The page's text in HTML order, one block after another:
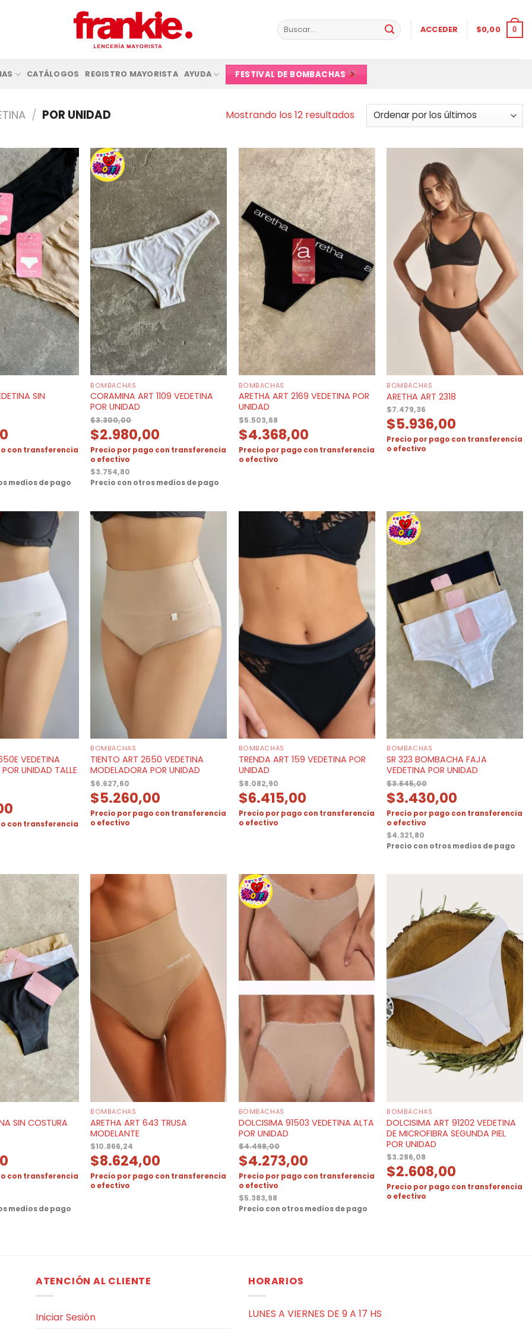
Buscar
por:
ACCEDER $0,00 0
CATÁLOGOS REGISTRO MAYORISTA AYUDA FESTIVAL DE BOMBACHAS
/ POR UNIDAD Mostrando los 12 resultadosOrdenado
por
últimos
SIN
con transferencia
medios de pago
BOMBACHAS
CORAMINA ART 1109 VEDETINA
POR UNIDAD
$3.300,00
$2.980,00
Precio por pago con transferencia
o efectivo
$3.754,80
Precio con otros medios de pago
BOMBACHAS
ARETHA ART 2169 VEDETINA POR
UNIDAD
$5.503,68
$4.368,00
Precio por pago con transferencia
o efectivo
BOMBACHAS
ARETHA ART 2318
$7.479,36
$5.936,00
Precio por pago con transferencia
o efectivo
VEDETINA
UNIDAD TALLE
con transferencia
BOMBACHAS
TIENTO ART 2650 VEDETINA
MODELADORA POR UNIDAD
$6.627,60
$5.260,00
Precio por pago con transferencia
o efectivo
BOMBACHAS
TRENDA ART 159 VEDETINA POR
UNIDAD
$8.082,90
$6.415,00
Precio por pago con transferencia
o efectivo
BOMBACHAS
SR 323 BOMBACHA FAJA
VEDETINA POR UNIDAD
$3.645,00
$3.430,00
Precio por pago con transferencia
o efectivo
$4.321,80
Precio con otros medios de pago
SIN COSTURA
con transferencia
medios de pago
BOMBACHAS
ARETHA ART 643 TRUSA
MODELANTE
$10.866,24
$8.624,00
Precio por pago con transferencia
o efectivo
BOMBACHAS
DOLCISIMA 91503 VEDETINA ALTA
POR UNIDAD
$4.498,00
$4.273,00
Precio por pago con transferencia
o efectivo
$5.383,98
Precio con otros medios de pago
BOMBACHAS
DOLCISIMA ART 91202 VEDETINA
DE MICROFIBRA SEGUNDA PIEL
POR UNIDAD
$3.286,08
$2.608,00
Precio por pago con transferencia
o efectivo
ATENCIÓN AL CLIENTE
Iniciar Sesión
HORARIOS
LUNES A VIERNES DE 9 A 17 HS